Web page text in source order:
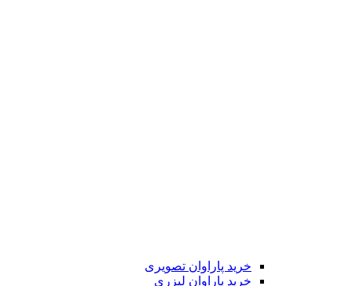
خرید پاراوان تصویری
خرید پاراوان لیزری